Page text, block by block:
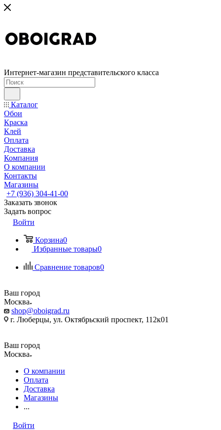
Интернет-магазин представительского класса
Каталог
Обои
Краска
Клей
Оплата
Доставка
Компания
О компании
Контакты
Магазины
+7 (936) 304-41-00
Заказать звонок
Задать вопрос
Войти
Корзина0
Избранные товары0
Сравнение товаров0
Ваш город
Москва
shop@oboigrad.ru
г. Люберцы, ул. Октябрьский проспект, 112к01
Ваш город
Москва
О компании
Оплата
Доставка
Магазины
...
Войти